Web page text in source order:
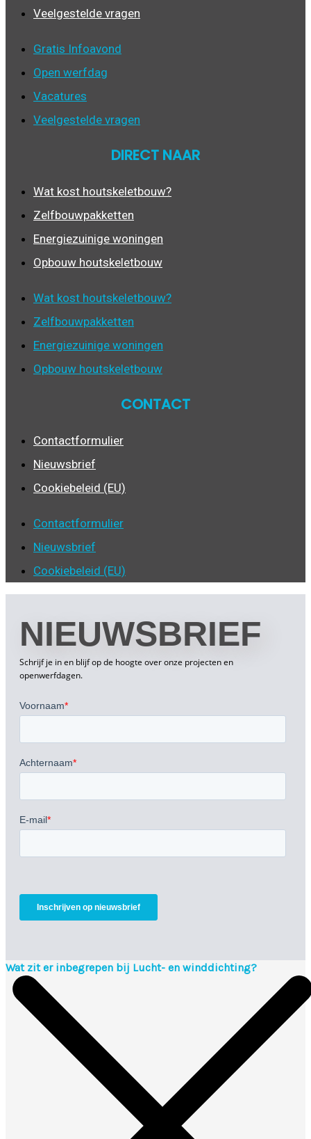
Veelgestelde vragen
Gratis Infoavond
Open werfdag
Vacatures
Veelgestelde vragen
DIRECT NAAR
Wat kost houtskeletbouw?
Zelfbouwpakketten
Energiezuinige woningen
Opbouw houtskeletbouw
Wat kost houtskeletbouw?
Zelfbouwpakketten
Energiezuinige woningen
Opbouw houtskeletbouw
CONTACT
Contactformulier
Nieuwsbrief
Cookiebeleid (EU)
Contactformulier
Nieuwsbrief
Cookiebeleid (EU)
NIEUWSBRIEF
Schrijf je in en blijf op de hoogte over onze projecten en
openwerfdagen.
Wat zit er inbegrepen bij Lucht- en winddichting?